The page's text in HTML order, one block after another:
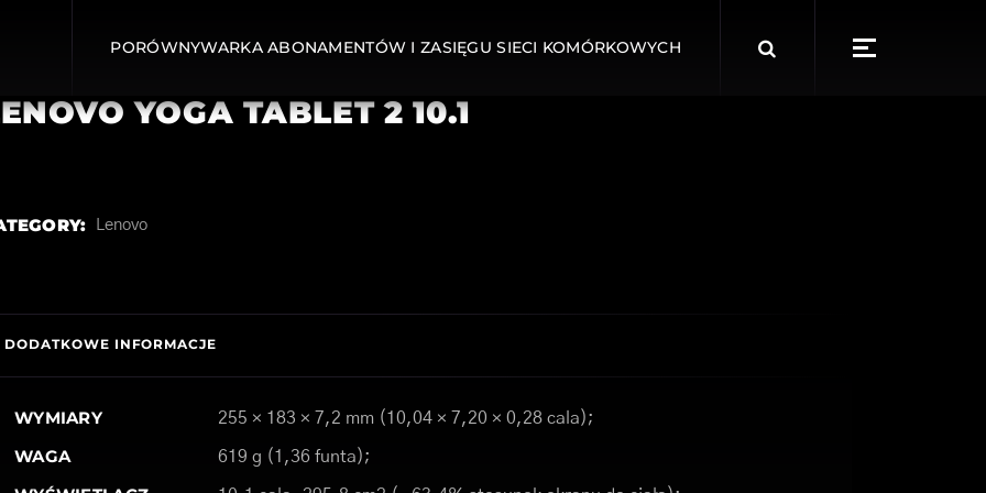
PORÓWNYWARKA ABONAMENTÓW I ZASIĘGU SIECI KOMÓRKOWYCH
for:
YOGA TABLET 2 10.1
Lenovo
DODATKOWE INFORMACJE
WYMIARY 255 × 183 × 7,2 mm (10,04 × 7,20 × 0,28 cala);
WAGA 619 g (1,36 funta);